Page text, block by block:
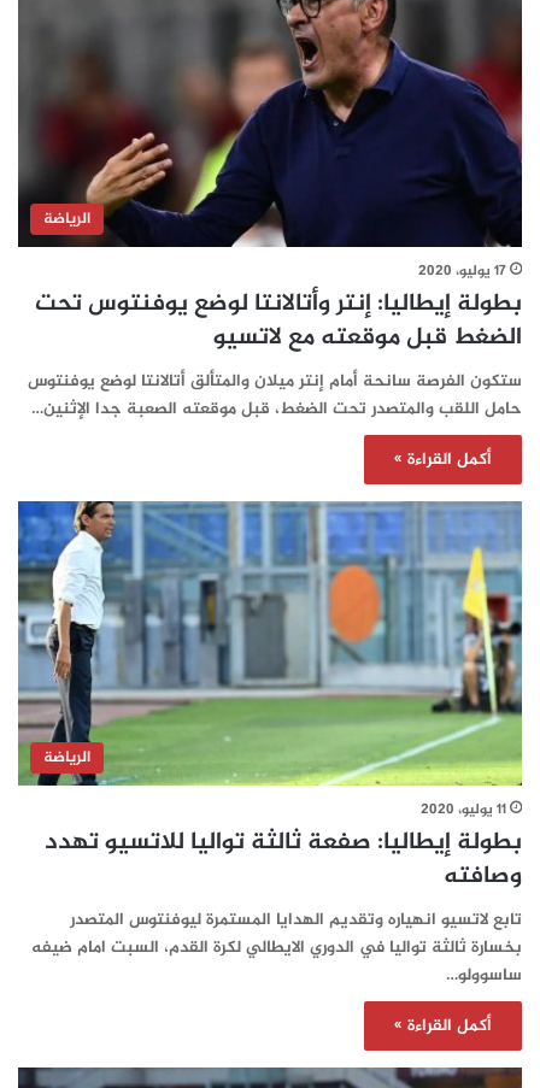
الرياضة
17 يوليو، 2020
بطولة إيطاليا: إنتر وأتالانتا لوضع يوفنتوس تحت
الضغط قبل موقعته مع لاتسيو
ستكون الفرصة سانحة أمام إنتر ميلان والمتألق أتالانتا لوضع يوفنتوس
حامل اللقب والمتصدر تحت الضغط، قبل موقعته الصعبة جدا الإثنين…
أكمل القراءة »
الرياضة
11 يوليو، 2020
بطولة إيطاليا: صفعة ثالثة تواليا للاتسيو تهدد
وصافته
تابع لاتسيو انهياره وتقديم الهدايا المستمرة ليوفنتوس المتصدر
بخسارة ثالثة تواليا في الدوري الايطالي لكرة القدم، السبت امام ضيفه
ساسوولو…
أكمل القراءة »